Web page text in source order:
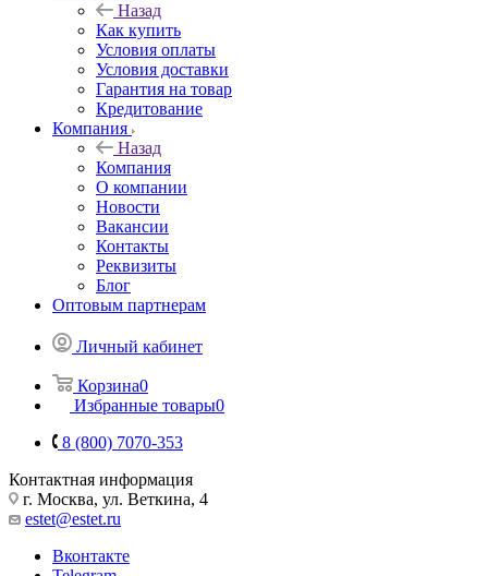
Назад
Как купить
Условия оплаты
Условия доставки
Гарантия на товар
Кредитование
Компания
Назад
Компания
О компании
Новости
Вакансии
Контакты
Реквизиты
Блог
Оптовым партнерам
Личный кабинет
Корзина0
Избранные товары0
8 (800) 7070-353
Контактная информация
г. Москва, ул. Веткина, 4
estet@estet.ru
Вконтакте